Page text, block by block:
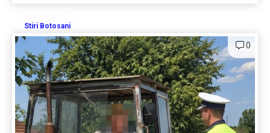
Stiri Botosani
0